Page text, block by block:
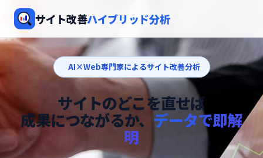
サイト改善ハイブリッド分析
AI×Web専門家によるサイト改善分析
サイトのどこを直せば
成果につながるか、 データで即解
明